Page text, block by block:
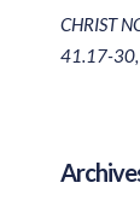
CHRIST
41.17-30,